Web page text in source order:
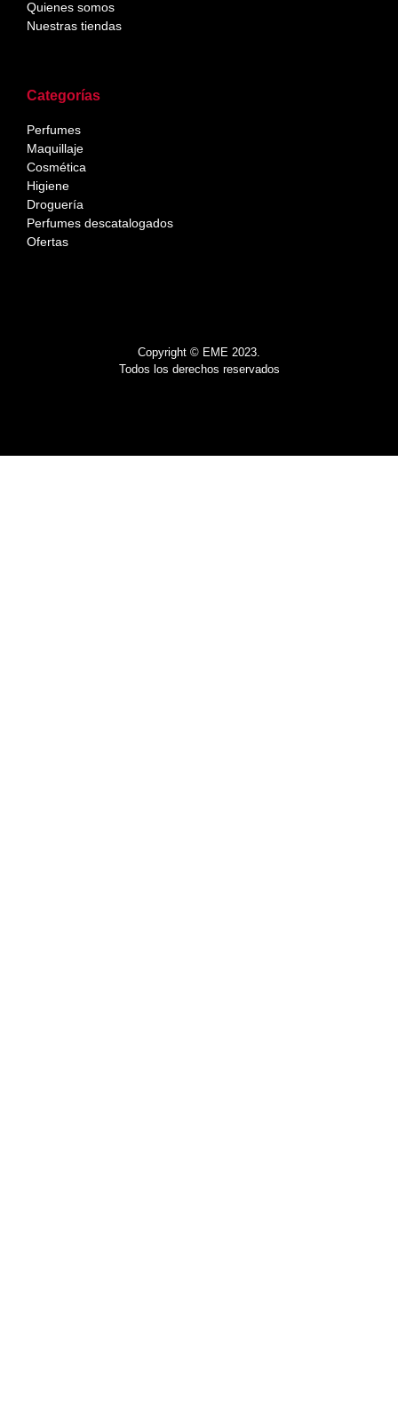
Copyright © EME 2023.
Todos los derechos reservados
Categorías
Perfumes
Maquillaje
Cosmética
Higiene
Droguería
Perfumes descatalogados
Ofertas
Quienes somos
Nuestras tiendas